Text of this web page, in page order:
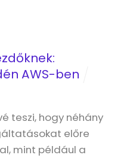
AWS-ben
teszi, hogy néhány
előre
mint például a